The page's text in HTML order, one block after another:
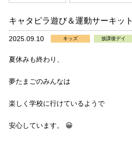
キャタピラ遊び＆運動サーキット
2025.09.10 キッズ 放課後デイ
夏休みも終わり、
夢たまごのみんなは
楽しく学校に行けているようで
安心しています。 😀